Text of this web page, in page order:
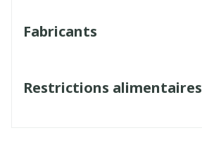
Fabricants
Restrictions alimentaires